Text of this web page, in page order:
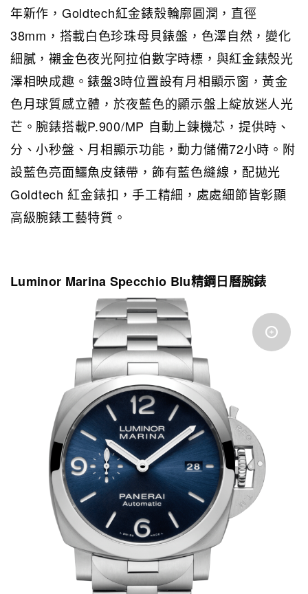
年新作，Goldtech紅金錶殼輪廓圓潤，直徑
38mm，搭載白色珍珠母貝錶盤，色澤自然，變化
細膩，襯金色夜光阿拉伯數字時標，與紅金錶殼光
澤相映成趣。錶盤3時位置設有月相顯示窗，黃金
色月球質感立體，於夜藍色的顯示盤上綻放迷人光
芒。腕錶搭載P.900/MP 自動上鍊機芯，提供時、
分、小秒盤、月相顯示功能，動力儲備72小時。附
設藍色亮面鱷魚皮錶帶，飾有藍色縫線，配拋光
Goldtech 紅金錶扣，手工精細，處處細節皆彰顯
高級腕錶工藝特質。
Luminor Marina Specchio Blu精鋼日曆腕錶